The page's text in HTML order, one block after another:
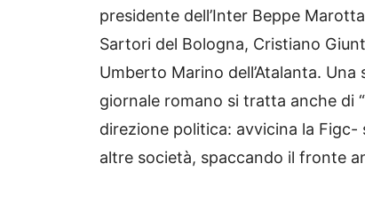
presidente dell’Inter Beppe
Sartori del Bologna, Cristiano
Umberto Marino dell’Atalanta.
giornale romano si tratta anche di
direzione politica: avvicina la Figc-
altre società, spaccando il fronte